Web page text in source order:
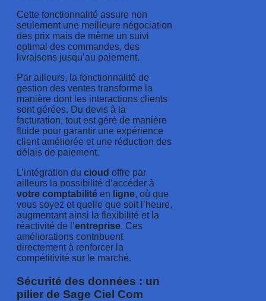
Cette fonctionnalité assure non
seulement une meilleure négociation
des prix mais de même un suivi
optimal des commandes, des
livraisons jusqu’au paiement.
Par ailleurs, la fonctionnalité de
gestion des ventes transforme la
manière dont les interactions clients
sont gérées. Du devis à la
facturation, tout est géré de manière
fluide pour garantir une expérience
client améliorée et une réduction des
délais de paiement.
L’intégration du cloud offre par
ailleurs la possibilité d’accéder à
votre comptabilité en ligne, où que
vous soyez et quelle que soit l’heure,
augmentant ainsi la flexibilité et la
réactivité de l’entreprise. Ces
améliorations contribuent
directement à renforcer la
compétitivité sur le marché.
Sécurité des données : un
pilier de Sage Ciel Com